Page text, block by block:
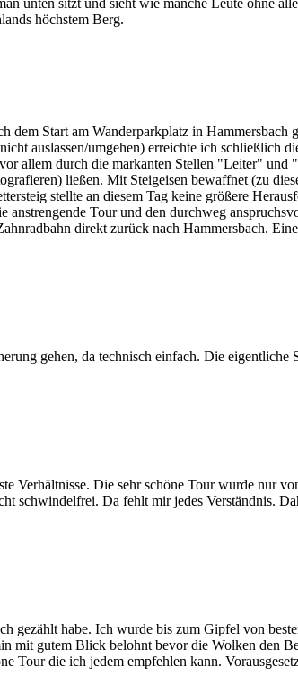
höchstem Berg.
Start am Wanderparkplatz in Hammersbach
auslassen/umgehen) erreichte ich schließlich
allem durch die markanten Stellen "Leiter"
ließen. Mit Steigeisen bewaffnet (zu
stellte an diesem Tag keine größere
Tour und den durchweg
direkt zurück nach Hammersbach.
gehen, da technisch einfach. Die eigentliche
Verhältnisse. Die sehr schöne Tour wurde nur
schwindelfrei. Da fehlt mir jedes Verständnis.
habe. Ich wurde bis zum Gipfel von
mit gutem Blick belohnt bevor die Wolken den
Tour die ich jedem empfehlen kann.